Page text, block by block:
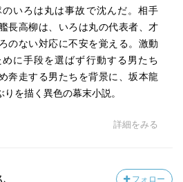
いろは丸は事故で沈んだ。相手
長高柳は、いろは丸の代表者、才
のない対応に不安を覚える。激動
に手段を選ばず行動する男たち
奔走する男たちを背景に、坂本龍
を描く異色の幕末小説。
詳細をみる
フォロー